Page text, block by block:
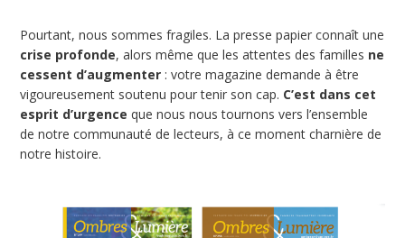
Pourtant, nous sommes fragiles. La presse papier connaît une
crise profonde, alors même que les attentes des familles ne
cessent d’augmenter : votre magazine demande à être
vigoureusement soutenu pour tenir son cap. C’est dans cet
esprit d’urgence que nous nous tournons vers l’ensemble
de notre communauté de lecteurs, à ce moment charnière de
notre histoire.